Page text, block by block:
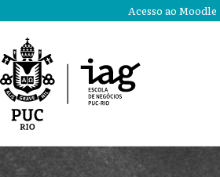
o
conteúdo
Acesso ao Moodle